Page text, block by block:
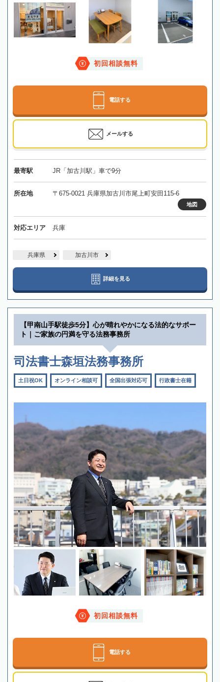
初回相談無料
電話する
メールする
最寄駅 JR「加古川駅」車で9分
所在地 〒675-0021 兵庫県加古川市尾上町安田115-6
地図
対応エリア 兵庫
兵庫県 加古川市
詳細を見る
【甲南山手駅徒歩5分】心が晴れやかになる法的なサポー
ト｜ご家族の円満を守る法務事務所
司法書士森垣法務事務所
土日祝OK オンライン相談可 全国出張対応可 行政書士在籍
初回相談無料
電話する